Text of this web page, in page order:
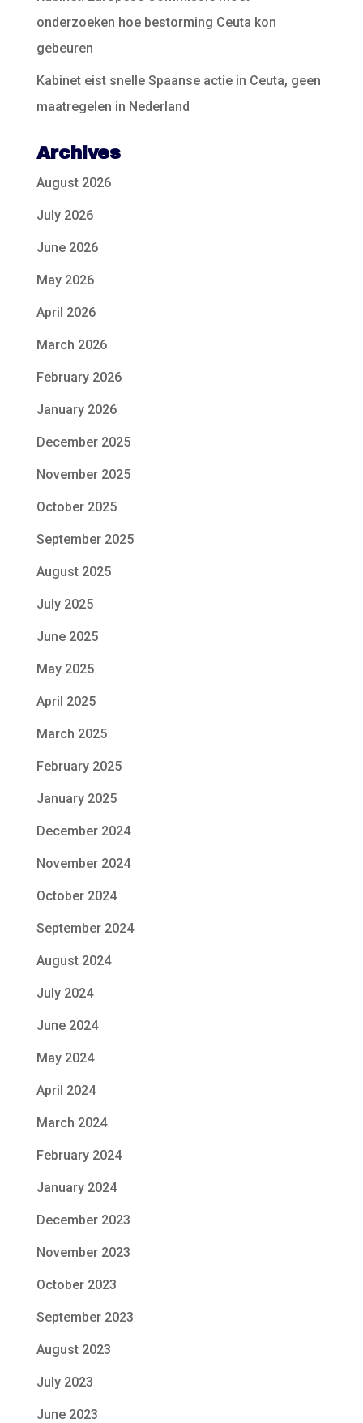
onderzoeken hoe bestorming Ceuta kon
gebeuren
Kabinet eist snelle Spaanse actie in Ceuta, geen
maatregelen in Nederland
Archives
August 2026
July 2026
June 2026
May 2026
April 2026
March 2026
February 2026
January 2026
December 2025
November 2025
October 2025
September 2025
August 2025
July 2025
June 2025
May 2025
April 2025
March 2025
February 2025
January 2025
December 2024
November 2024
October 2024
September 2024
August 2024
July 2024
June 2024
May 2024
April 2024
March 2024
February 2024
January 2024
December 2023
November 2023
October 2023
September 2023
August 2023
July 2023
June 2023